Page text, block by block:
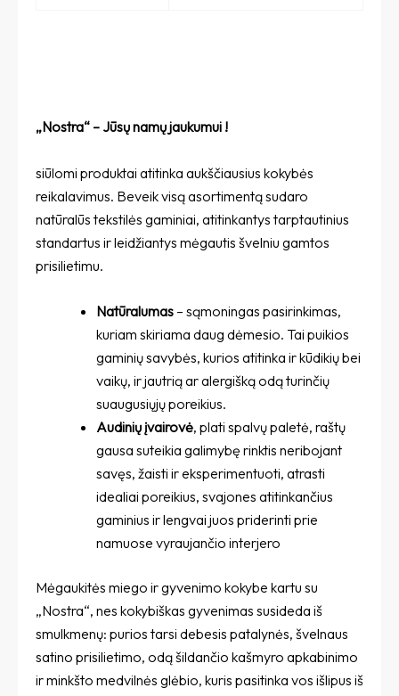
„Nostra“ – Jūsų namų jaukumui !
siūlomi produktai atitinka aukščiausius kokybės
reikalavimus. Beveik visą asortimentą sudaro
natūralūs tekstilės gaminiai, atitinkantys tarptautinius
standartus ir leidžiantys mėgautis švelniu gamtos
prisilietimu.
Natūralumas – sąmoningas pasirinkimas,
kuriam skiriama daug dėmesio. Tai puikios
gaminių savybės, kurios atitinka ir kūdikių bei
vaikų, ir jautrią ar alergišką odą turinčių
suaugusiųjų poreikius.
Audinių įvairovė, plati spalvų paletė, raštų
gausa suteikia galimybę rinktis neribojant
savęs, žaisti ir eksperimentuoti, atrasti
idealiai poreikius, svajones atitinkančius
gaminius ir lengvai juos priderinti prie
namuose vyraujančio interjero
Mėgaukitės miego ir gyvenimo kokybe kartu su
„Nostra“, nes kokybiškas gyvenimas susideda iš
smulkmenų: purios tarsi debesis patalynės, švelnaus
satino prisilietimo, odą šildančio kašmyro apkabinimo
ir minkšto medvilnės glėbio, kuris pasitinka vos išlipus iš